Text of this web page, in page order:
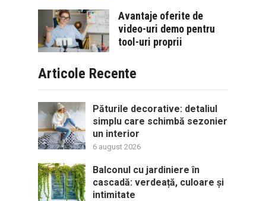
Avantaje oferite de
video-uri demo pentru
tool-uri proprii
Articole Recente
Păturile decorative: detaliul
simplu care schimbă sezonier
un interior
6 august 2026
Balconul cu jardiniere în
cascadă: verdeață, culoare și
intimitate